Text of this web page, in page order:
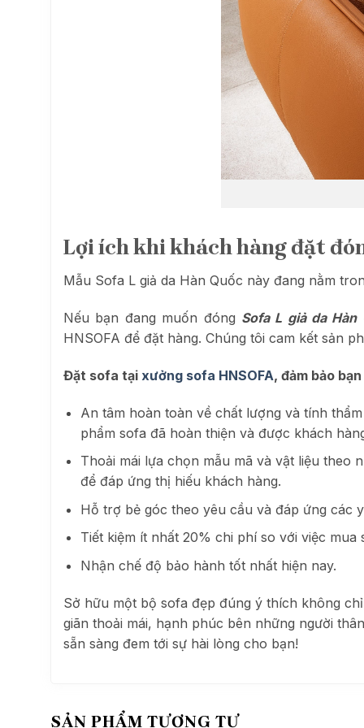
Lợi ích khi khách hàng đặt
Mẫu Sofa L giả da Hàn Quốc này đang nằm
Nếu bạn đang muốn đóng Sofa L giả da
HNSOFA để đặt hàng. Chúng tôi cam kết sản
Đặt sofa tại xưởng sofa HNSOFA, đảm bảo
An tâm hoàn toàn về chất lượng và tính
phẩm sofa đã hoàn thiện và được khách
Thoải mái lựa chọn mẫu mã và vật liệu
để đáp ứng thị hiếu khách hàng.
Hỗ trợ bẻ góc theo yêu cầu và đáp ứng các
Tiết kiệm ít nhất 20% chi phí so với việc
Nhận chế độ bảo hành tốt nhất hiện nay.
Sở hữu một bộ sofa đẹp đúng ý thích không
giãn thoải mái, hạnh phúc bên những người
sẵn sàng đem tới sự hài lòng cho bạn!
SẢN PHẨM TƯƠNG TỰ